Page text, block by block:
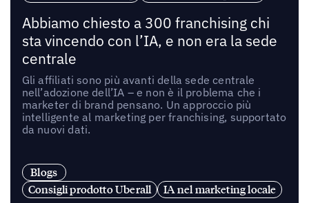
Abbiamo chiesto a 300 franchising chi
sta vincendo con l’IA, e non era la sede
centrale
Gli affiliati sono più avanti della sede centrale
nell’adozione dell’IA – e non è il problema che i
marketer di brand pensano. Un approccio più
intelligente al marketing per franchising, supportato
da nuovi dati.
Blogs
Consigli prodotto Uberall
IA nel marketing locale